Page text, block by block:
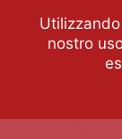
nostro